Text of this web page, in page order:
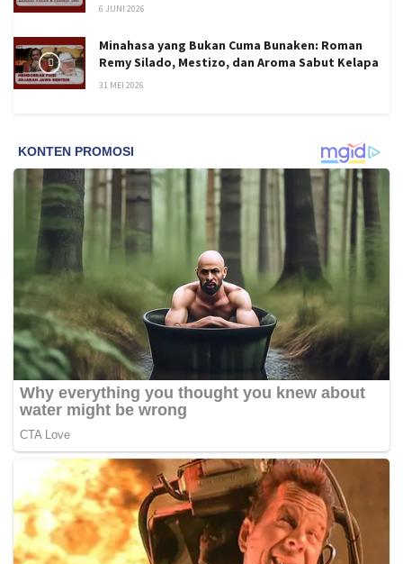
6 JUNI 2026
Minahasa yang Bukan Cuma Bunaken: Roman
Remy Silado, Mestizo, dan Aroma Sabut Kelapa
31 MEI 2026